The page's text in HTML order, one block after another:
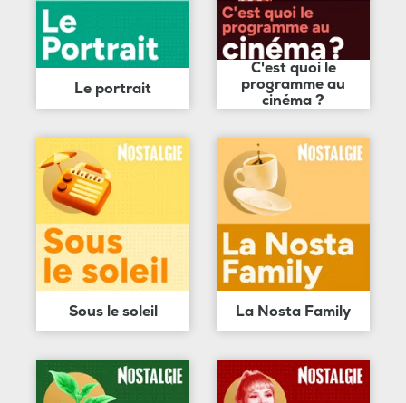
Le portrait
C'est quoi le
programme au
cinéma ?
Sous le soleil La Nosta Family